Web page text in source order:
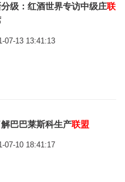
级：红酒世界专访中级庄联
07-13 13:41:13
巴巴莱斯科生产联盟
07-10 18:41:17